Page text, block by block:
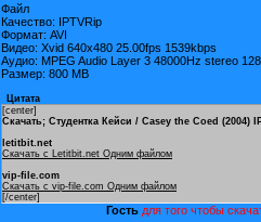
Файл
Качество: IPTVRip
Формат: AVI
Видео: Xvid 640x480 25.00fps 1539kbps
Аудио: MPEG Audio Layer 3 48000Hz stereo
Размер: 800 MB
Цитата
[center]
Скачать; Студентка Кейси / Casey the Coed (2004)
letitbit.net
Скачать с Letitbit.net Одним файлом
vip-file.com
Скачать с vip-file.com Одним файлом
[/center]
Гость для того чтобы